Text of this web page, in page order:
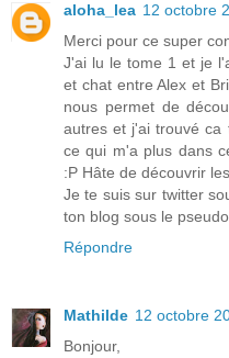
aloha_lea 12 octobre
Merci pour ce super
J'ai lu le tome 1 et je
et chat entre Alex et
nous permet de
autres et j'ai trouvé ca
ce qui m'a plus dans
:P Hâte de découvrir
Je te suis sur twitter
ton blog sous le
Répondre
Mathilde 12 octobre
Bonjour,